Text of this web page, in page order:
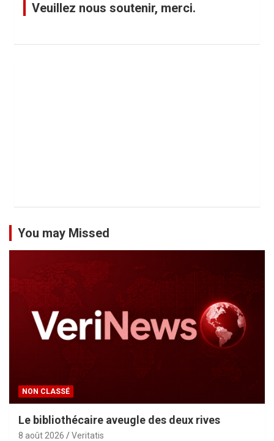
Veuillez nous soutenir, merci.
You may Missed
NON CLASSÉ
Le bibliothécaire aveugle des deux rives
8 août 2026 Veritatis